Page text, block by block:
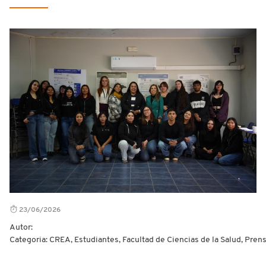
23/06/2026
Autor:
Categoria: CREA, Estudiantes, Facultad de Ciencias de la Salud,